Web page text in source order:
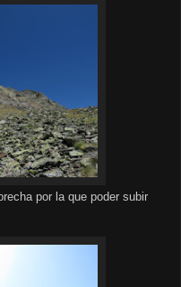
por la que poder subir